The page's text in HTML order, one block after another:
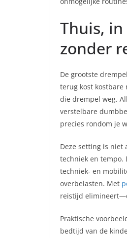
Thuis,
zonder
De grootste
terug kost
die drempel weg.
verstelbare
precies rondom je
Deze setting is niet
techniek en tempo.
techniek- en
overbelasten. Met
reistijd
Praktische
bedtijd van de